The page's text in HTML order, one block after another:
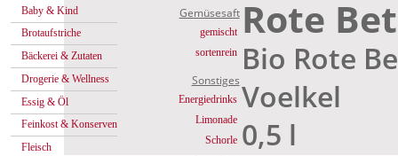
Baby & Kind
Brotaufstriche
Bäckerei & Zutaten
Drogerie & Wellness
Essig & Öl
Feinkost & Konserven
Fleisch
Gemüsesaft
gemischt
sortenrein
Sonstiges
Energiedrinks
Limonade
Schorle
Rote
Bio Rote
Voelkel
0,5 l